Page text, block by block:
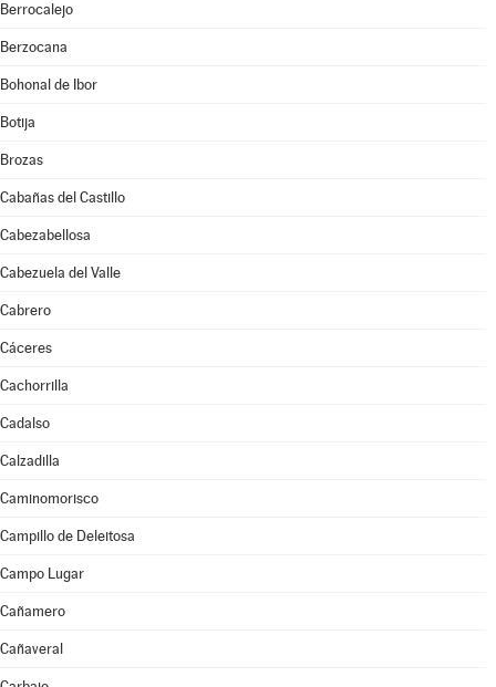
Berrocalejo
Berzocana
Bohonal de Ibor
Botija
Brozas
Cabañas del Castillo
Cabezabellosa
Cabezuela del Valle
Cabrero
Cáceres
Cachorrilla
Cadalso
Calzadilla
Caminomorisco
Campillo de Deleitosa
Campo Lugar
Cañamero
Cañaveral